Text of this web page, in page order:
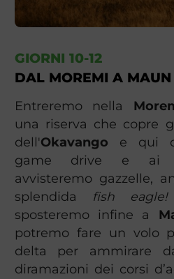
GIORNI 10-12
DAL MOREMI A MAUN
Entreremo nella
una riserva che copre
dell'Okavango e qui
game drive e ai
avvisteremo gazzelle,
splendida fish eagle!
sposteremo infine a
potremo fare un volo
delta per ammirare
diramazioni dei corsi